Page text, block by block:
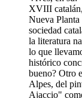
XVIII
Nueva
sociedad
la literatura
lo que
histórico
bueno? Otro
Alpes, del
Ajaccio"